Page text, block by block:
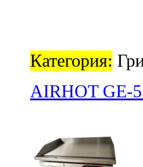
Категория:
AIRHOT GE-